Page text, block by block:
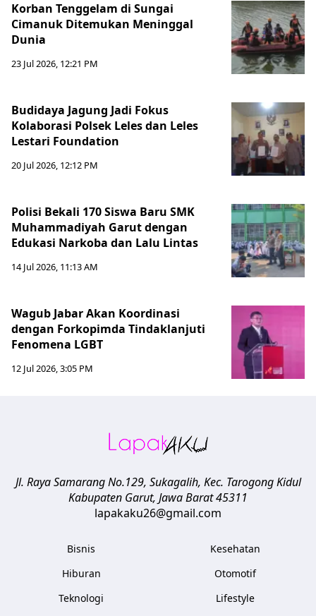
Korban Tenggelam di Sungai
Cimanuk Ditemukan Meninggal
Dunia
23 Jul 2026, 12:21 PM
Budidaya Jagung Jadi Fokus
Kolaborasi Polsek Leles dan Leles
Lestari Foundation
20 Jul 2026, 12:12 PM
Polisi Bekali 170 Siswa Baru SMK
Muhammadiyah Garut dengan
Edukasi Narkoba dan Lalu Lintas
14 Jul 2026, 11:13 AM
Wagub Jabar Akan Koordinasi
dengan Forkopimda Tindaklanjuti
Fenomena LGBT
12 Jul 2026, 3:05 PM
Jl. Raya Samarang No.129, Sukagalih, Kec. Tarogong Kidul
Kabupaten Garut, Jawa Barat45311
lapakaku26@gmail.com
Bisnis
Hiburan
Teknologi
Kesehatan
Otomotif
Lifestyle